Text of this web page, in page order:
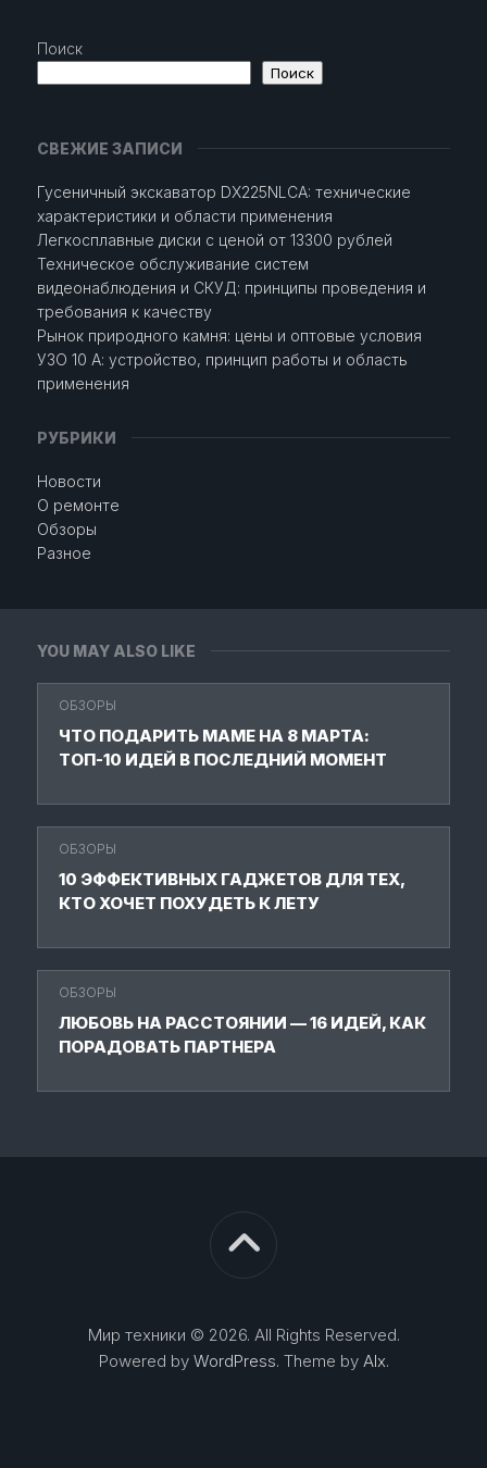
YOU MAY ALSO LIKE
ОБЗОРЫ
ЧТО ПОДАРИТЬ МАМЕ НА 8 МАРТА:
ТОП-10 ИДЕЙ В ПОСЛЕДНИЙ МОМЕНТ
ОБЗОРЫ
10 ЭФФЕКТИВНЫХ ГАДЖЕТОВ ДЛЯ ТЕХ,
КТО ХОЧЕТ ПОХУДЕТЬ К ЛЕТУ
ОБЗОРЫ
ЛЮБОВЬ НА РАССТОЯНИИ — 16 ИДЕЙ, КАК
ПОРАДОВАТЬ ПАРТНЕРА
Поиск
Поиск
СВЕЖИЕ ЗАПИСИ
Гусеничный экскаватор DX225NLCA: технические
характеристики и области применения
Легкосплавные диски с ценой от 13300 рублей
Техническое обслуживание систем
видеонаблюдения и СКУД: принципы проведения и
требования к качеству
Рынок природного камня: цены и оптовые условия
УЗО 10 А: устройство, принцип работы и область
применения
РУБРИКИ
Новости
О ремонте
Обзоры
Разное
Мир техники © 2026. All Rights Reserved.
Powered by WordPress. Theme by Alx.